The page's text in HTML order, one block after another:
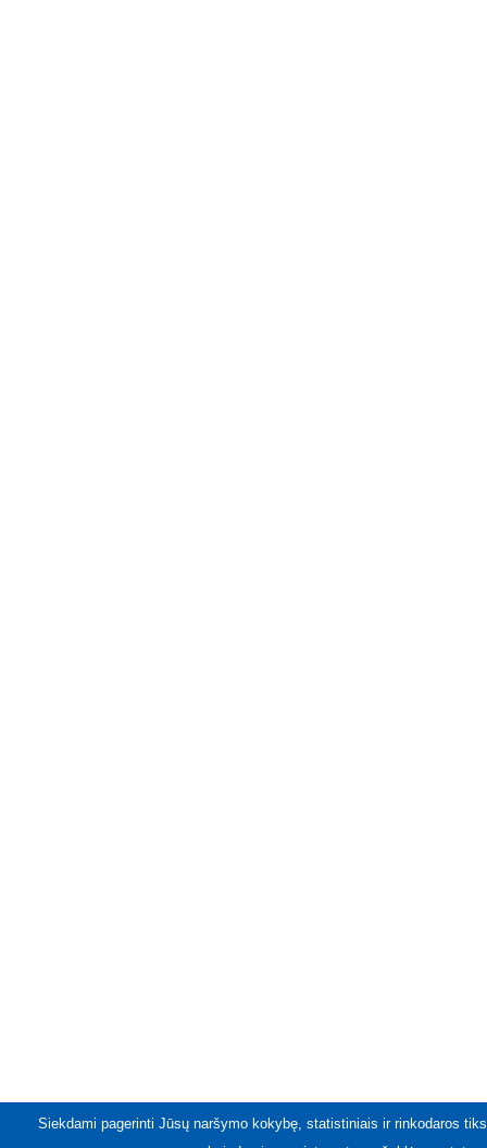
Siekdami pagerinti Jūsų naršymo kokybę, statistiniais ir rinkodaros